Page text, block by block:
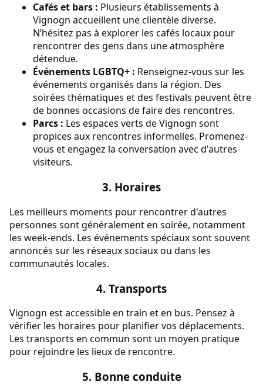
Cafés et bars : Plusieurs établissements à
Vignogn accueillent une clientèle diverse.
N’hésitez pas à explorer les cafés locaux pour
rencontrer des gens dans une atmosphère
détendue.
Événements LGBTQ+ : Renseignez-vous sur les
événements organisés dans la région. Des
soirées thématiques et des festivals peuvent être
de bonnes occasions de faire des rencontres.
Parcs : Les espaces verts de Vignogn sont
propices aux rencontres informelles. Promenez-
vous et engagez la conversation avec d'autres
visiteurs.
3. Horaires
Les meilleurs moments pour rencontrer d'autres
personnes sont généralement en soirée, notamment
les week-ends. Les événements spéciaux sont souvent
annoncés sur les réseaux sociaux ou dans les
communautés locales.
4. Transports
Vignogn est accessible en train et en bus. Pensez à
vérifier les horaires pour planifier vos déplacements.
Les transports en commun sont un moyen pratique
pour rejoindre les lieux de rencontre.
5. Bonne conduite